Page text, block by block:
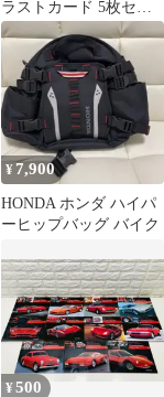
ラストカード 5枚セッ
ト 旧車 0808
¥ 7,900
HONDA ホンダ ハイパ
ーヒップバッグ バイク
¥500